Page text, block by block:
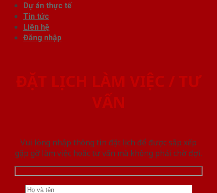
Dự án thực tế
Tin tức
Liên hệ
Đăng nhập
ĐẶT LỊCH LÀM VIỆC / TƯ
VẤN
Vui lòng nhập thông tin đặt lịch để được sắp xếp
gặp gỡ làm việc hoăc tư vấn mà không phải chờ đợi.